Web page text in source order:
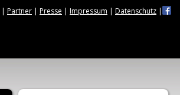
| Partner | Presse | Impressum | Datenschutz |